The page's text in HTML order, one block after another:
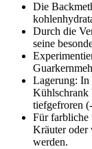
Die
Durch die
seine
Lagerung: In
Kühlschrank
tiefgefroren
Für farbliche
Kräuter oder
werden.